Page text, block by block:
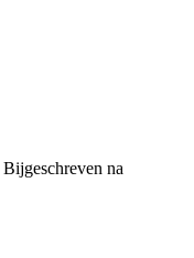
Bijgeschreven na